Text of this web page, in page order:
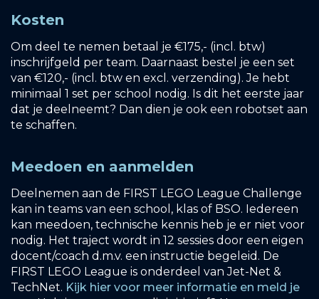
Kosten
Om deel te nemen betaal je €175,- (incl. btw)
inschrijfgeld per team. Daarnaast bestel je een set
van €120,- (incl. btw en excl. verzending). Je hebt
minimaal 1 set per school nodig. Is dit het eerste jaar
dat je deelneemt? Dan dien je ook een robotset aan
te schaffen.
Meedoen en aanmelden
Deelnemen aan de FIRST LEGO League Challenge
kan in teams van een school, klas of BSO. Iedereen
kan meedoen, technische kennis heb je er niet voor
nodig. Het traject wordt in 12 sessies door een eigen
docent/coach d.m.v. een instructie begeleid. De
FIRST LEGO League is onderdeel van Jet-Net &
TechNet. Kijk hier voor meer informatie en meld je